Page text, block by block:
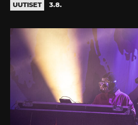
UUTISET 3.8.